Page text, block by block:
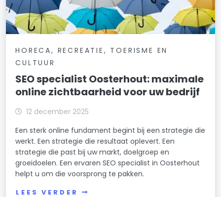
HORECA, RECREATIE, TOERISME EN
CULTUUR
SEO specialist Oosterhout: maximale
online zichtbaarheid voor uw bedrijf
12 december 2025
Een sterk online fundament begint bij een strategie die
werkt. Een strategie die resultaat oplevert. Een
strategie die past bij uw markt, doelgroep en
groeidoelen. Een ervaren SEO specialist in Oosterhout
helpt u om die voorsprong te pakken.
LEES VERDER